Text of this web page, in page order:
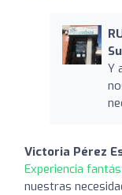
Y
Victoria Pérez
Experiencia
nuestras